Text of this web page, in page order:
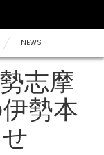
NEWS
志摩
勢本